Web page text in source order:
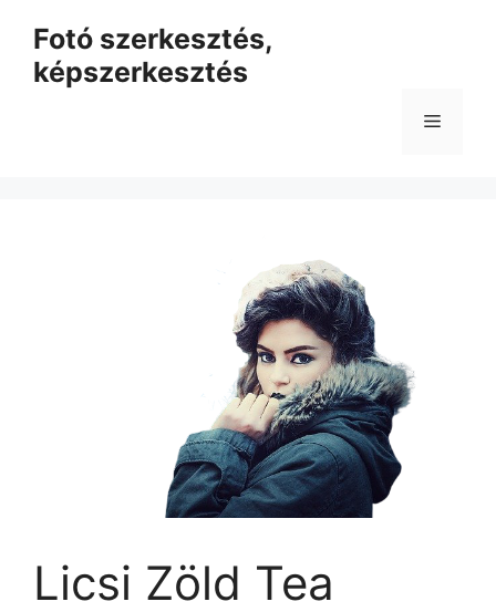
tartalomba
Fotó szerkesztés,
képszerkesztés
Menü
Licsi Zöld Tea